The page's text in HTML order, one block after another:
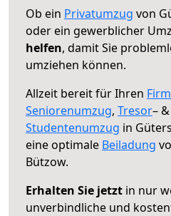
Ob ein Privatumzug von
oder ein gewerblicher
helfen, damit Sie
umziehen können.
Allzeit bereit für Ihren
Seniorenumzug, Tresor– &
Studentenumzug in
eine optimale Beiladung
Bützow.
Erhalten Sie jetzt in nur
unverbindliche und